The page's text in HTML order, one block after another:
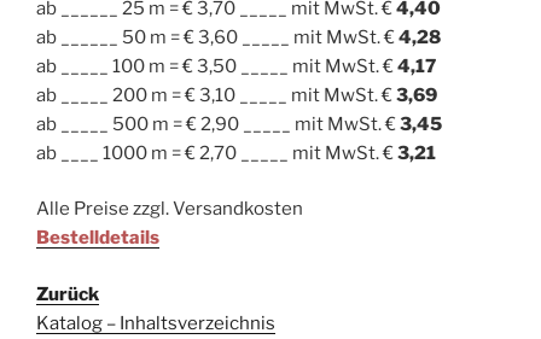
ab ______ 25 m = € 3,70 _____ mit MwSt. €4,40
ab ______ 50 m = € 3,60 _____ mit MwSt. €4,28
ab _____ 100 m = € 3,50 _____ mit MwSt. €4,17
ab _____ 200 m = € 3,10 _____ mit MwSt. €3,69
ab _____ 500 m = € 2,90 _____ mit MwSt. €3,45
ab ____ 1000 m = € 2,70 _____ mit MwSt. €3,21
Alle Preise zzgl. Versandkosten
Bestelldetails
Zurück
Katalog – Inhaltsverzeichnis